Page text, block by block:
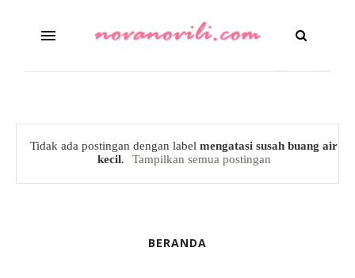
Tidak ada postingan dengan labelmengatasi susah buang air
kecil. Tampilkan semua postingan
BERANDA